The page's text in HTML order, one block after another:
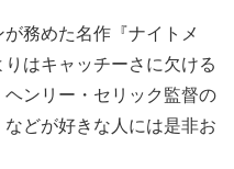
務めた名作『ナイトメ
はキャッチーさに欠ける
ンリー・セリック監督の
などが好きな人には是非お